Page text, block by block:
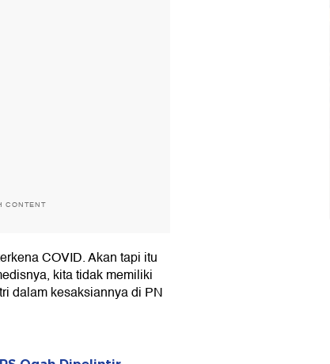
CONTENT
COVID. Akan tapi itu
kita tidak memiliki
dalam kesaksiannya di PN